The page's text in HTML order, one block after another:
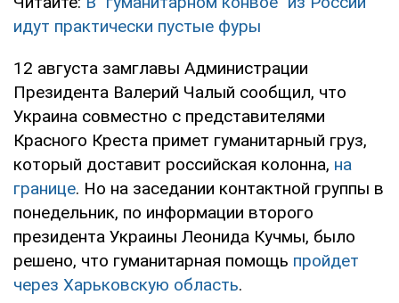
идут практически пустые фуры
12 августа замглавы Администрации
Президента Валерий Чалый сообщил, что
Украина совместно с представителями
Красного Креста примет гуманитарный груз,
который доставит российская колонна, на
границе. Но на заседании контактной группы в
понедельник, по информации второго
президента Украины Леонида Кучмы, было
решено, что гуманитарная помощь пройдет
через Харьковскую область.